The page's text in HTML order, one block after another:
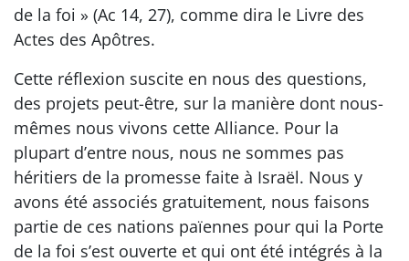
de la foi » (Ac 14, 27), comme dira le Livre des
Actes des Apôtres.
Cette réflexion suscite en nous des questions,
des projets peut-être, sur la manière dont nous-
mêmes nous vivons cette Alliance. Pour la
plupart d’entre nous, nous ne sommes pas
héritiers de la promesse faite à Israël. Nous y
avons été associés gratuitement, nous faisons
partie de ces nations païennes pour qui la Porte
de la foi s’est ouverte et qui ont été intégrés à la